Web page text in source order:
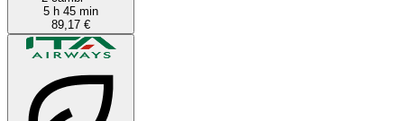
5 h 45 min
89,17 €